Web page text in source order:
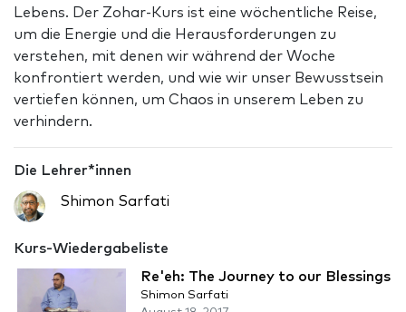
Lebens. Der Zohar-Kurs ist eine wöchentliche Reise,
um die Energie und die Herausforderungen zu
verstehen, mit denen wir während der Woche
konfrontiert werden, und wie wir unser Bewusstsein
vertiefen können, um Chaos in unserem Leben zu
verhindern.
Die Lehrer*innen
Shimon Sarfati
Kurs-Wiedergabeliste
Re'eh: The Journey to our Blessings
Shimon Sarfati